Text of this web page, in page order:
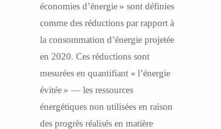
économies d’énergie » sont définies
comme des réductions par rapport à
la consommation d’énergie projetée
en 2020. Ces réductions sont
mesurées en quantifiant « l’énergie
évitée » — les ressources
énergétiques non utilisées en raison
des progrès réalisés en matière